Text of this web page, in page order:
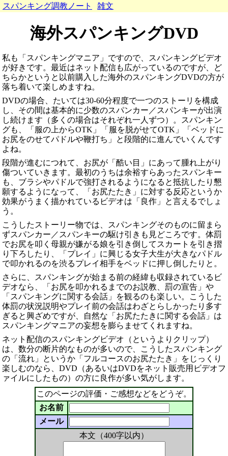
海外スパンキングDVD
私も「スパンキングマニア」ですので、スパンキングビデオ
が好きです。最近はネット配信も広がっているのですが、ど
ちらかというと以前購入した海外のスパンキングDVDの方が
落ち着いて楽しめますね。
DVDの場合、たいては30-60分程度で一つのストーリを構成
し、その間は基本的に少数のスパンカー／スパンキーが出演
し続けます（多くの場合はそれぞれ一人ずつ）。スパンキン
グも、「服の上からOTK」「服を脱がせてOTK」「ベッドに
お尻をのせてパドルや鞭打ち」と段階的に進んでいくんです
よね。
段階が進むにつれて、お尻が「酷い目」にあって腫れ上がり
傷ついていきます。最初のうちは余裕すらあったスパンキー
も、ブラシやパドルで強打されるようになると抵抗したり懇
願するようになって、「お尻たたき」に対する反応というか
効果がうまく描かれているビデオは「良作」と言えるでしょ
う。
こうしたストーリー物では、スパンキングそのものに留まら
ずスパンカー／スパンキーの駆け引きも見どころです。体罰
でお尻を叩く母親が嫌がる娘を引き倒してスカートを引き摺
り下ろしたり、「プレイ」に興じる女子大生が大きなパドル
で叩かれるのを渋るプレイ相手をベッドに押し倒したりと。
さらに、スパンキングが始まる前の経緯も収録されているビ
デオなら、「お尻を叩かれるまでのお説教、罰の宣告」や
「スパンキングに関する会話」を観るのも楽しい。こうした
体罰の状況説明やプレイ前の会話はわざとらしかったり多す
ぎると興ざめですが、自然な「お尻たたきに関する会話」は
スパンキングマニアの妄想を膨らませてくれますね。
ネット配信のスパンキングビデオ（というよりクリップ）
は、数分の断片的なものが多いので、こうしたスパンキング
の「流れ」というか「フルコースのお尻たたき」をじっくり
楽しむのなら、DVD（あるいはDVDをネット販売用ビデオフ
ァイルにしたもの）の方に良作が多い気がします。
このページの評価・ご感想などをどうぞ。
お名前
メール
本文（400字以内）
スパンキング調教ノート 雑文